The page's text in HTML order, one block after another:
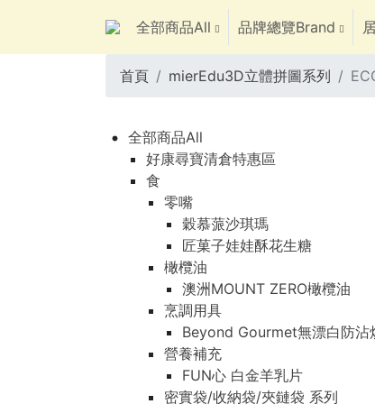
全部商品All 品牌總覽Brand
首頁 mierEdu3D立體拼圖系列
全部商品All
好康尋寶清倉特惠區
食
零嘴
穀慕蒎沙琪瑪
匠菓子娃娃酥花生糖
橄欖油
澳洲MOUNT ZERO橄欖油
烹調用具
Beyond Gourmet無漂白防沾
營養補充
FUN心 白金羊乳片
密實袋/收納袋/夾鏈袋 系列